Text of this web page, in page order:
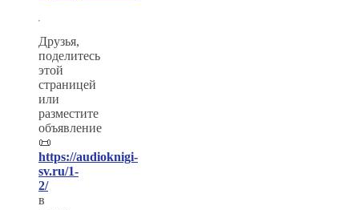
Друзья,
поделитесь
этой
страницей
или
разместите
объявление
📜
https://audioknigi-
sv.ru/1-
2/
в